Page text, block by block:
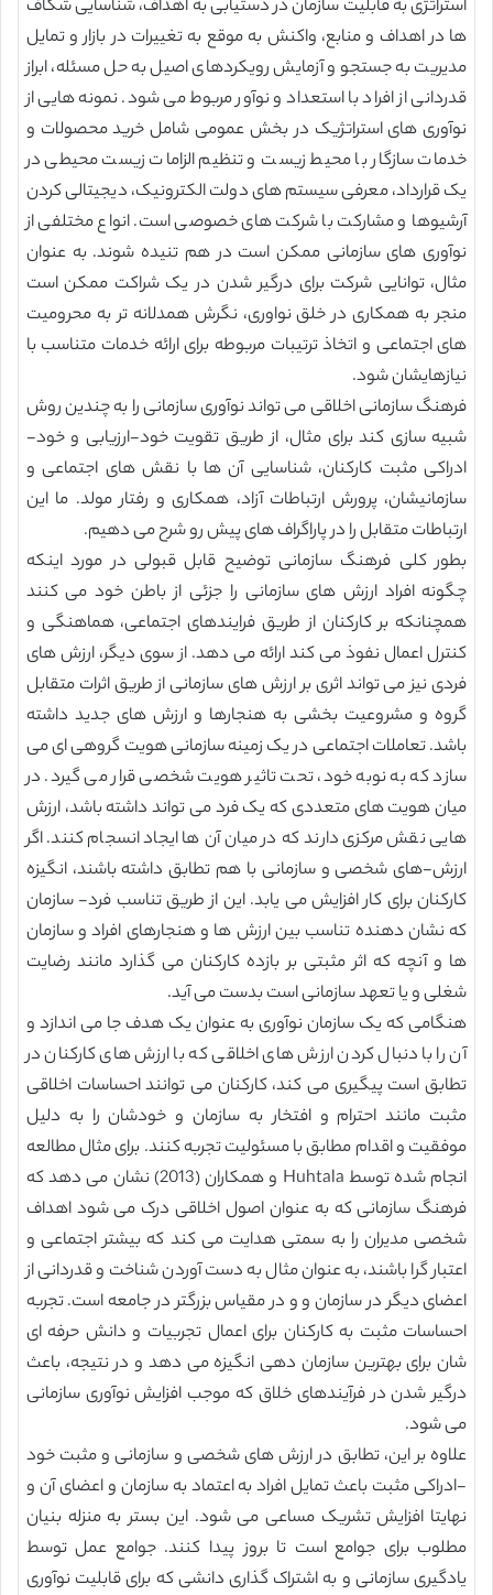
استراتژی به قابلیت سازمان در دستیابی به اهداف، شناسایی شکاف
ها در اهداف و منابع، واکنش به موقع به تغییرات در بازار و تمایل
مدیریت به جستجو و آزمایش رویکردهای اصیل به حل مسئله، ابراز
قدردانی از افراد با استعداد و نوآور مربوط می شود. نمونه هایی از
نوآوری های استراتژیک در بخش عمومی شامل خرید محصولات و
خدمات سازگار با محیط زیست و تنظیم الزامات زیست محیطی در
یک قرارداد، معرفی سیستم های دولت الکترونیک، دیجیتالی کردن
آرشیوها و مشارکت با شرکت های خصوصی است. انواع مختلفی از
نوآوری های سازمانی ممکن است در هم تنیده شوند. به عنوان
مثال، توانایی شرکت برای درگیر شدن در یک شراکت ممکن است
منجر به همکاری در خلق نواوری، نگرش همدلانه تر به محرومیت
های اجتماعی و اتخاذ ترتیبات مربوطه برای ارائه خدمات متناسب با
نیازهایشان شود.
فرهنگ سازمانی اخلاقی می تواند نوآوری سازمانی را به چندین روش
شبیه سازی کند برای مثال، از طریق تقویت خود-ارزیابی و خود-
ادراکی مثبت کارکنان، شناسایی آن ها با نقش های اجتماعی و
سازمانیشان، پرورش ارتباطات آزاد، همکاری و رفتار مولد. ما این
ارتباطات متقابل را در پاراگراف های پیش رو شرح می دهیم.
بطور کلی فرهنگ سازمانی توضیح قابل قبولی در مورد اینکه
چگونه افراد ارزش های سازمانی را جزئی از باطن خود می کنند
همچنانکه بر کارکنان از طریق فرایندهای اجتماعی، هماهنگی و
کنترل اعمال نفوذ می کند ارائه می دهد. از سوی دیگر، ارزش های
فردی نیز می تواند اثری بر ارزش های سازمانی از طریق اثرات متقابل
گروه و مشروعیت بخشی به هنجارها و ارزش های جدید داشته
باشد. تعاملات اجتماعی در یک زمینه سازمانی هویت گروهی ای می
سازد که به نوبه خود، تحت تاثیر هویت شخصی قرار می گیرد. در
میان هویت های متعددی که یک فرد می تواند داشته باشد، ارزش
هایی نقش مرکزی دارند که در میان آن ها ایجاد انسجام کنند. اگر
ارزش-های شخصی و سازمانی با هم تطابق داشته باشند، انگیزه
کارکنان برای کار افزایش می یابد. این از طریق تناسب فرد- سازمان
که نشان دهنده تناسب بین ارزش ها و هنجارهای افراد و سازمان
ها و آنچه که اثر مثبتی بر بازده کارکنان می گذارد مانند رضایت
شغلی و یا تعهد سازمانی است بدست می آید.
هنگامی که یک سازمان نوآوری به عنوان یک هدف جا می اندازد و
آن را با دنبال کردن ارزش های اخلاقی که با ارزش های کارکنان در
تطابق است پیگیری می کند، کارکنان می توانند احساسات اخلاقی
مثبت مانند احترام و افتخار به سازمان و خودشان را به دلیل
موفقیت و اقدام مطابق با مسئولیت تجربه کنند. برای مثال مطالعه
انجام شده توسط Huhtala و همکاران (2013) نشان می دهد که
فرهنگ سازمانی که به عنوان اصول اخلاقی درک می شود اهداف
شخصی مدیران را به سمتی هدایت می کند که بیشتر اجتماعی و
اعتبار گرا باشند، به عنوان مثال به دست آوردن شناخت و قدردانی از
اعضای دیگر در سازمان و و در مقیاس بزرگتر در جامعه است. تجربه
احساسات مثبت به کارکنان برای اعمال تجربیات و دانش حرفه ای
شان برای بهترین سازمان دهی انگیزه می دهد و در نتیجه، باعث
درگیر شدن در فرآیندهای خلاق که موجب افزایش نوآوری سازمانی
می شود.
علاوه بر این، تطابق در ارزش های شخصی و سازمانی و مثبت خود
-ادراکی مثبت باعث تمایل افراد به اعتماد به سازمان و اعضای آن و
نهایتا افزایش تشریک مساعی می شود. این بستر به منزله بنیان
مطلوب برای جوامع است تا بروز پیدا کنند. جوامع عمل توسط
یادگیری سازمانی و به اشتراک گذاری دانشی که برای قابلیت نوآوری